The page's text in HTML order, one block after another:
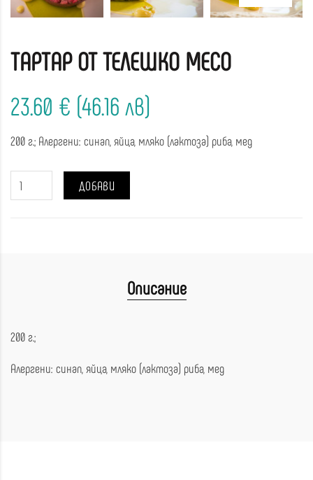
ТАРТАР ОТ ТЕЛЕШКО МЕСО
23.60 € (46.16 лв)
200 г.; Алергени: синап, яйца, мляко (лактоза) риба, мед
ДОБАВИ
Описание
200 г.;
Алергени: синап, яйца, мляко (лактоза) риба, мед